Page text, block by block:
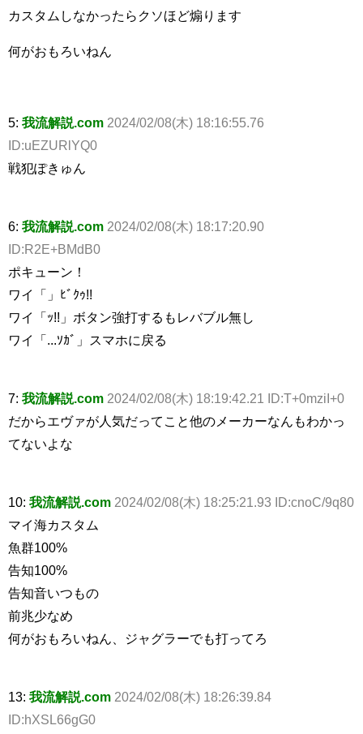
カスタムしなかったらクソほど煽ります
何がおもろいねん
5: 我流解説.com 2024/02/08(木) 18:16:55.76
ID:uEZURlYQ0
戦犯ぽきゅん
6: 我流解説.com 2024/02/08(木) 18:17:20.90
ID:R2E+BMdB0
ポキューン！
ワイ「」ﾋﾞｸｩ!!
ワイ「ｯ!!」ボタン強打するもレバブル無し
ワイ「...ｿｶﾞ」スマホに戻る
7: 我流解説.com 2024/02/08(木) 18:19:42.21 ID:T+0mziI+0
だからエヴァが人気だってこと他のメーカーなんもわかっ
てないよな
10: 我流解説.com 2024/02/08(木) 18:25:21.93 ID:cnoC/9q80
マイ海カスタム
魚群100%
告知100%
告知音いつもの
前兆少なめ
何がおもろいねん、ジャグラーでも打ってろ
13: 我流解説.com 2024/02/08(木) 18:26:39.84
ID:hXSL66gG0